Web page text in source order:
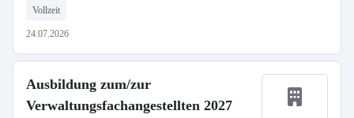
Vollzeit
24.07.2026
Ausbildung zum/zur
Verwaltungsfachangestellten 2027